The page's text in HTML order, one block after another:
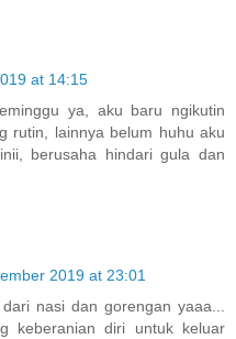
at 14:15
ya, aku baru ngikutin
rutin, lainnya belum huhu aku
berusaha hindari gula dan
2019 at 23:01
nasi dan gorengan yaaa...
keberanian diri untuk keluar